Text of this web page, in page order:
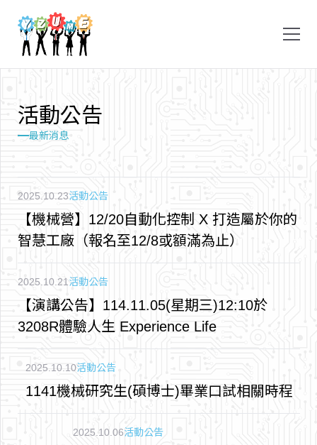
最新消息
活動公告
2025.10.23活動公告
【機械營】12/20自動化控制 X 打造屬於你的
智慧工廠（報名至12/8或額滿為止）
2025.10.21 活動公告
【演講公告】114.11.05(星期三)12:10於
3208R體驗人生 Experience Life
2025.10.10活動公告
1141機械研究生(碩博士)畢業口試相關時程
2025.10.06活動公告